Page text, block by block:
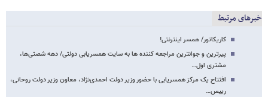
خبرهای مرتبط
کاریکاتور/ همسر اینترنتی!
پیرترین و جوانترین مراجعه کننده ها به سایت همسریابی دولتی/ دهه شصتی‌ها،
مشتری اول…
افتتاح یک مرکز همسریابی با حضور وزیر دولت احمدی‌نژاد، معاون وزیر دولت روحانی،
رییس…